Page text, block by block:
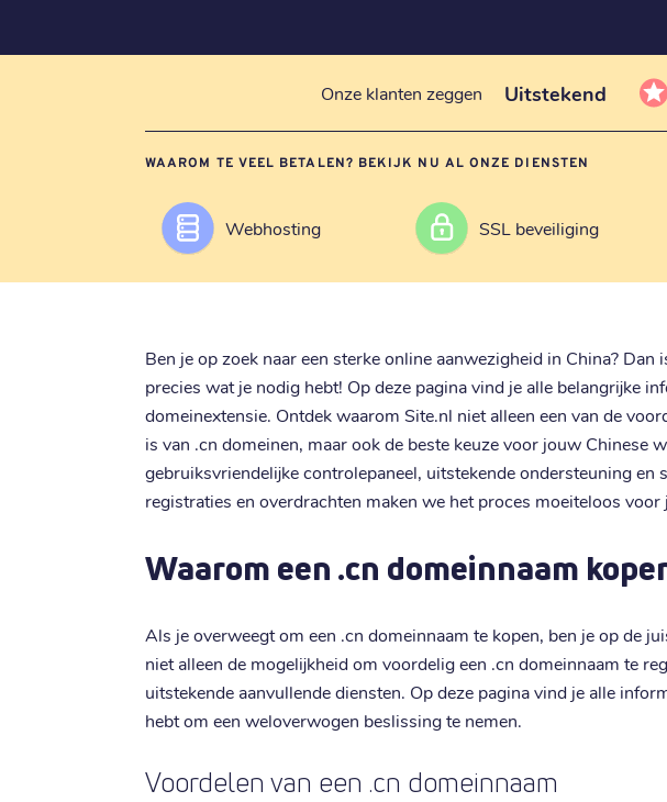
Onze klanten zeggen Uitstekend
WAAROM TE VEEL BETALEN? BEKIJK NU AL ONZE DIENSTEN
Webhosting SSL beveiliging
Ben je op zoek naar een sterke online aanwezigheid in China? Dan
precies wat je nodig hebt! Op deze pagina vind je alle belangrijke
domeinextensie. Ontdek waarom Site.nl niet alleen een van de
is van .cn domeinen, maar ook de beste keuze voor jouw Chinese
gebruiksvriendelijke controlepaneel, uitstekende ondersteuning en
registraties en overdrachten maken we het proces moeiteloos voor
Waarom een .cn domeinnaam
Als je overweegt om een .cn domeinnaam te kopen, ben je op de
niet alleen de mogelijkheid om voordelig een .cn domeinnaam te
uitstekende aanvullende diensten. Op deze pagina vind je alle
hebt om een weloverwogen beslissing te nemen.
Voordelen van een .cn domeinnaam